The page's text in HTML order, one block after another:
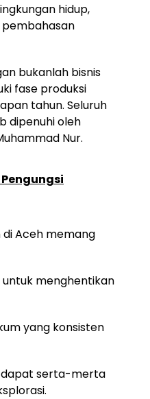
hidup,
pembahasan
bukanlah bisnis
fase produksi
tahun. Seluruh
dipenuhi oleh
Nur.
Aceh memang
menghentikan
yang konsisten
dapat serta-merta